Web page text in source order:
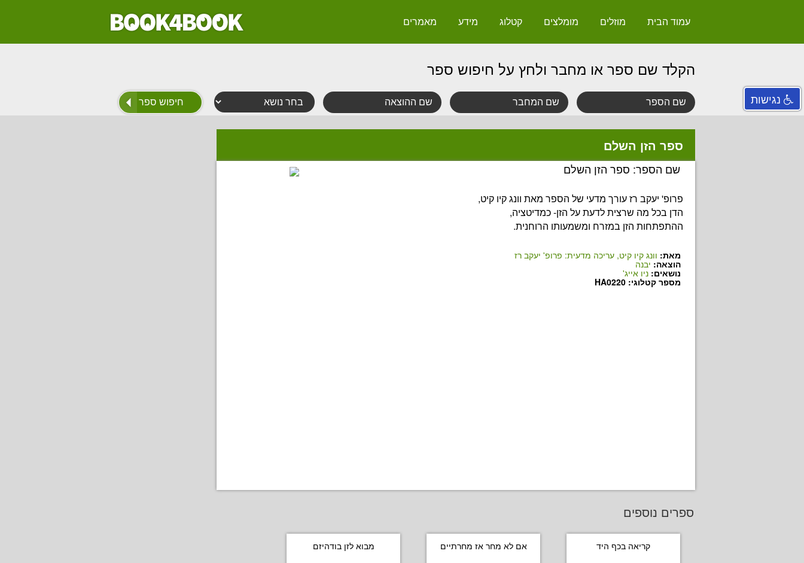
עמוד הבית מוזלים מומלצים קטלוג מידע מאמרים
הקלד שם ספר או מחבר ולחץ על חיפוש ספר
ספר הזן השלם
שם הספר: ספר הזן השלם
פרופ' יעקב רז עורך מדעי של הספר מאת וונג קיו קיט,
הדן בכל מה שרצית לדעת על הזן- כמדיטציה,
ההתפתחות הזן במזרח ומשמעותו הרוחנית.
מאת: וונג קיו קיט, עריכה מדעית: פרופ' יעקב רז
הוצאה: יבנה
נושאים: ניו אייג'
מספר קטלוגי: HA0220
ספרים נוספים
קריאה בכף היד אם לא מחר אז מחרתיים מבוא לזן בודהיזם
נגישות